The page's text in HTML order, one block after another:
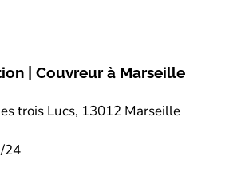
| Couvreur à Marseille
trois Lucs, 13012 Marseille
24